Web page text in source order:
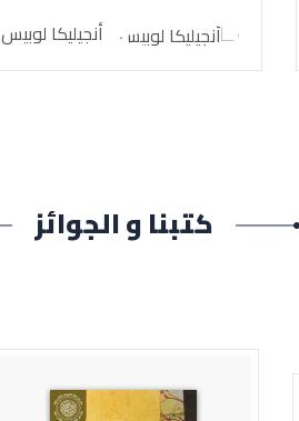
أنجيليكا لوبيس
كتبنا و الجوائز